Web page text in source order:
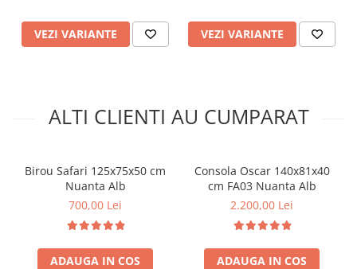
VEZI VARIANTE VEZI VARIANTE
ALTI CLIENTI AU CUMPARAT
Birou Safari 125x75x50 cm
Nuanta Alb
700,00 Lei
ADAUGA IN COS
Consola Oscar 140x81x40
cm FA03 Nuanta Alb
2.200,00 Lei
ADAUGA IN COS